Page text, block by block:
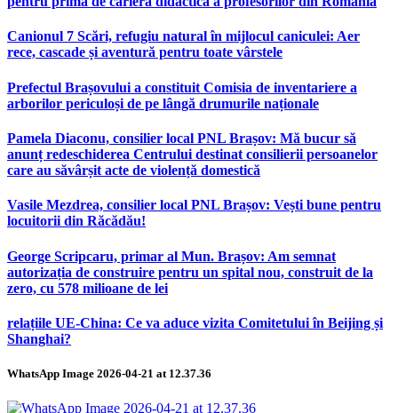
Canionul 7 Scări, refugiu natural în mijlocul caniculei: Aer
rece, cascade și aventură pentru toate vârstele
Prefectul Brașovului a constituit Comisia de inventariere a
arborilor periculoși de pe lângă drumurile naționale
Pamela Diaconu, consilier local PNL Brașov: Mă bucur să
anunț redeschiderea Centrului destinat consilierii persoanelor
care au săvârșit acte de violență domestică
Vasile Mezdrea, consilier local PNL Brașov: Vești bune pentru
locuitorii din Răcădău!
George Scripcaru, primar al Mun. Brașov: Am semnat
autorizația de construire pentru un spital nou, construit de la
zero, cu 578 milioane de lei
relațiile UE-China: Ce va aduce vizita Comitetului în Beijing și
Shanghai?
WhatsApp Image 2026-04-21 at 12.37.36